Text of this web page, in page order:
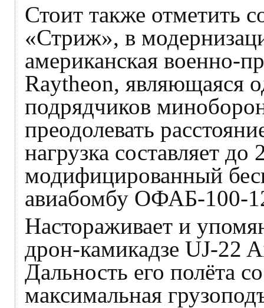
Стоит также отметить
«Стриж», в
американская военно-
Raytheon, являющаяся
подрядчиков
преодолевать
нагрузка составляет
модифицированный
авиабомбу ОФАБ-100-
Настораживает и
дрон-камикадзе UJ-22
Дальность его полёта
максимальная